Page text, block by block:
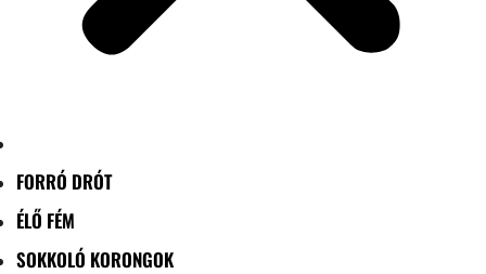
FORRÓ DRÓT
ÉLŐ FÉM
SOKKOLÓ KORONGOK